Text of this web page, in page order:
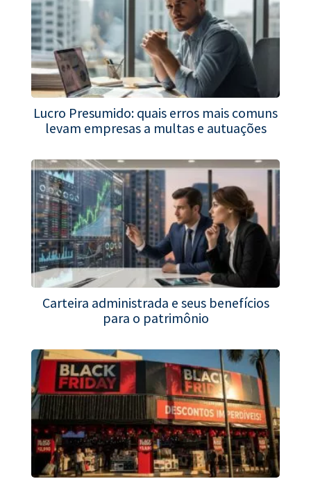
Lucro Presumido: quais erros mais comuns
levam empresas a multas e autuações
Carteira administrada e seus benefícios
para o patrimônio